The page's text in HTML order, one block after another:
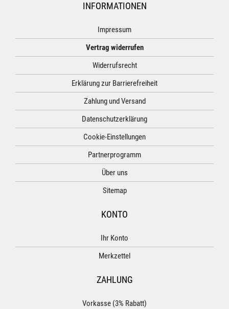
INFORMATIONEN
Impressum
Vertrag widerrufen
Widerrufsrecht
Erklärung zur Barrierefreiheit
Zahlung und Versand
Datenschutzerklärung
Cookie-Einstellungen
Partnerprogramm
Über uns
Sitemap
KONTO
Ihr Konto
Merkzettel
ZAHLUNG
Vorkasse (3% Rabatt)